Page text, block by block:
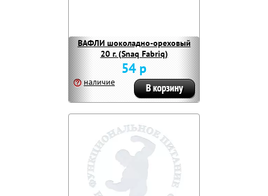
ВАФЛИ шоколадно-ореховый
20 г. (Snaq Fabriq)
54 р
наличие